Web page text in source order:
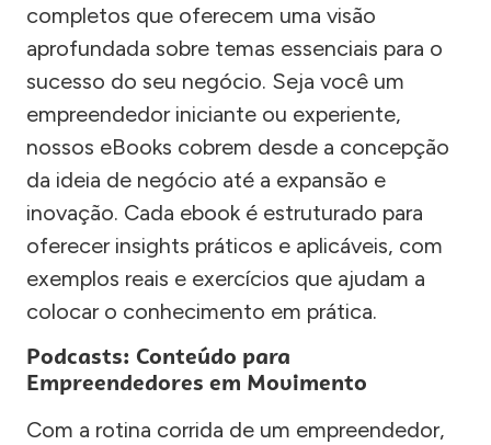
completos que oferecem uma visão
aprofundada sobre temas essenciais para o
sucesso do seu negócio. Seja você um
empreendedor iniciante ou experiente,
nossos eBooks cobrem desde a concepção
da ideia de negócio até a expansão e
inovação. Cada ebook é estruturado para
oferecer insights práticos e aplicáveis, com
exemplos reais e exercícios que ajudam a
colocar o conhecimento em prática.
Podcasts: Conteúdo para
Empreendedores em Movimento
Com a rotina corrida de um empreendedor,